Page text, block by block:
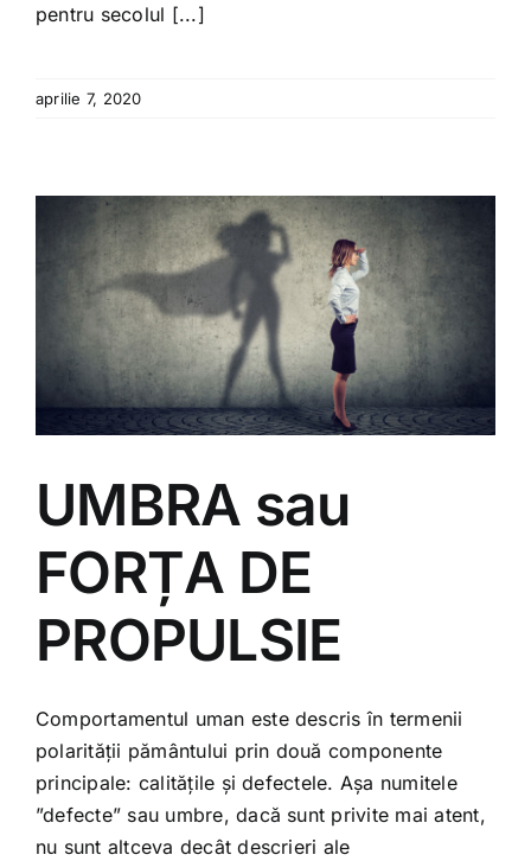
pentru secolul [...]
aprilie 7, 2020
UMBRA sau
FORȚA DE
PROPULSIE
Comportamentul uman este descris în termenii
polarității pământului prin două componente
principale: calitățile și defectele. Așa numitele
”defecte” sau umbre, dacă sunt privite mai atent,
nu sunt altceva decât descrieri ale